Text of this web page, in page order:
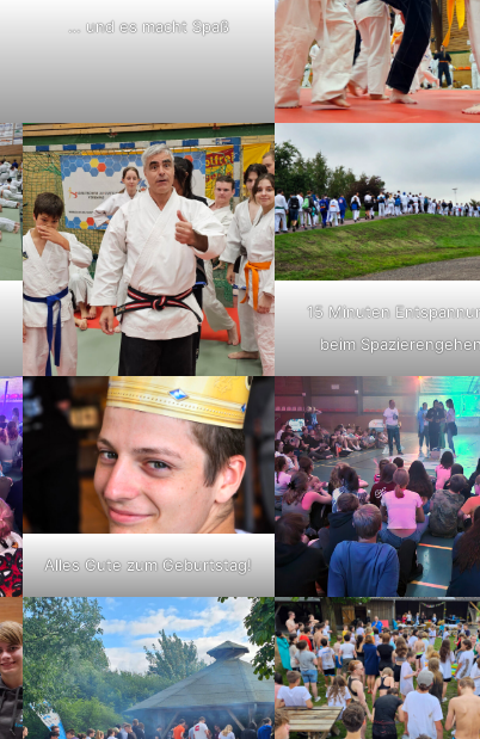
… und es macht Spaß
15 Minuten
beim
Alles Gute zum Geburtstag!